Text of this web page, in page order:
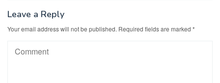
Leave a Reply
Your email address will not be published. Required fields are marked *